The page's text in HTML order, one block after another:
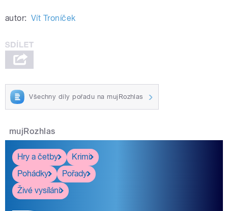
autor: Vít Troníček
Všechny díly pořadu na mujRozhlas
mujRozhlas
Hry a četby
Krimi
Pohádky
Pořady
Živé vysílání